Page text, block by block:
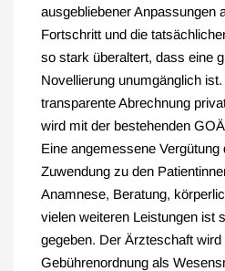
ausgebliebener Anpassungen
Fortschritt und die
so stark überaltert, dass eine
Novellierung unumgänglich
transparente Abrechnung
wird mit der bestehenden
Eine angemessene Vergütung
Zuwendung zu den
Anamnese, Beratung,
vielen weiteren Leistungen ist
gegeben. Der Ärzteschaft
Gebührenordnung als